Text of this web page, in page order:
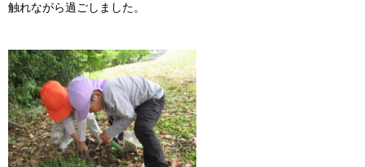
触れながら過ごしました。